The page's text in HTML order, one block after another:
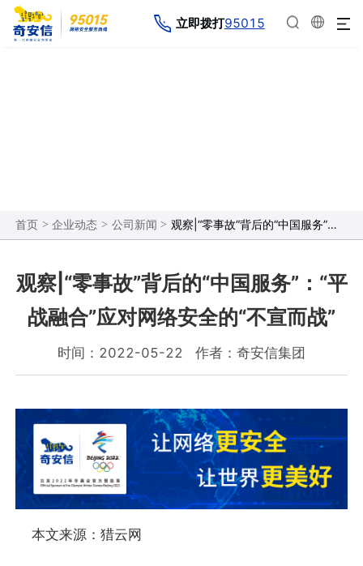
立即拨打95015
首页 > 企业动态 > 公司新闻 > 观察|“零事故”背后的“中国服务”：“平战融合”应对网络安全的“不宣而战”
观察|“零事故”背后的“中国服务”：“平
战融合”应对网络安全的“不宣而战”
时间：2022-05-22 作者：奇安信集团
本文来源：猎云网